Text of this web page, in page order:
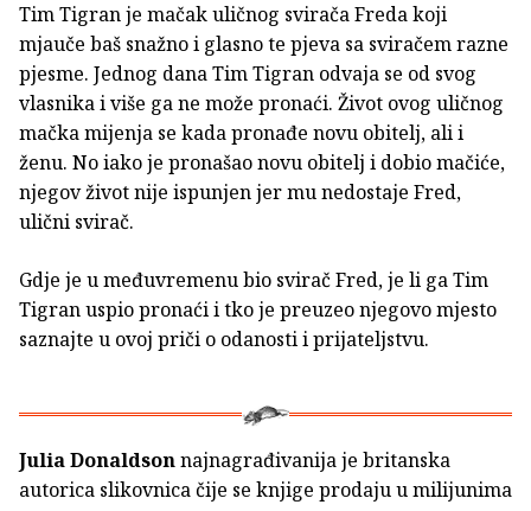
Tim Tigran je mačak uličnog svirača Freda koji
mjauče baš snažno i glasno te pjeva sa sviračem razne
pjesme. Jednog dana Tim Tigran odvaja se od svog
vlasnika i više ga ne može pronaći. Život ovog uličnog
mačka mijenja se kada pronađe novu obitelj, ali i
ženu. No iako je pronašao novu obitelj i dobio mačiće,
njegov život nije ispunjen jer mu nedostaje Fred,
ulični svirač.
Gdje je u međuvremenu bio svirač Fred, je li ga Tim
Tigran uspio pronaći i tko je preuzeo njegovo mjesto
saznajte u ovoj priči o odanosti i prijateljstvu.
Julia Donaldsonnajnagrađivanija je britanska
autorica slikovnica čije se knjige prodaju u milijunima